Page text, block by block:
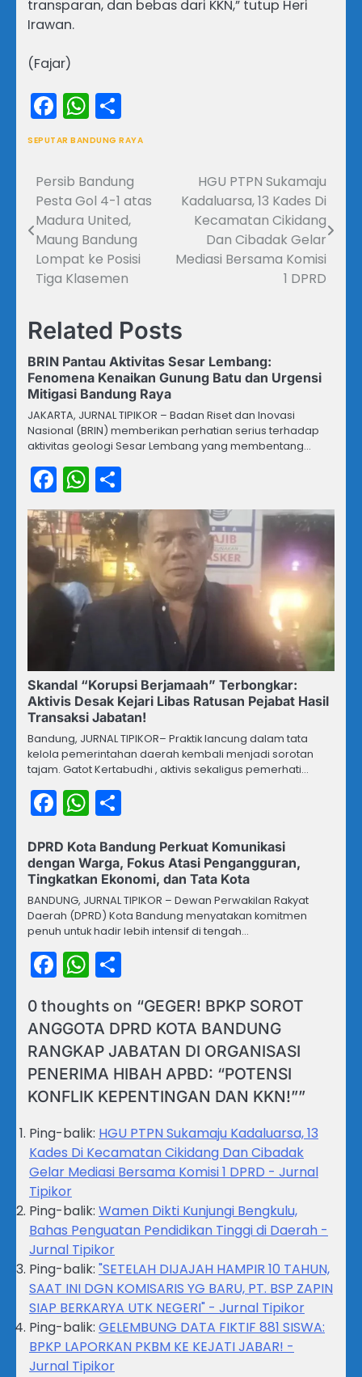
transparan, dan bebas dari KKN,” tutup Heri
Irawan.
(Fajar)
Facebook
WhatsApp
SEPUTAR BANDUNG RAYA
Navigasi
pos
Persib Bandung
Pesta Gol 4-1 atas
Madura United,
Maung Bandung
Lompat ke Posisi
Tiga Klasemen
HGU PTPN Sukamaju
Kadaluarsa, 13 Kades Di
Kecamatan Cikidang
Dan Cibadak Gelar
Mediasi Bersama Komisi
1 DPRD
Related Posts
BRIN Pantau Aktivitas Sesar Lembang:
Fenomena Kenaikan Gunung Batu dan Urgensi
Mitigasi Bandung Raya
JAKARTA, JURNAL TIPIKOR – Badan Riset dan Inovasi
Nasional (BRIN) memberikan perhatian serius terhadap
aktivitas geologi Sesar Lembang yang membentang…
Facebook
WhatsApp
Skandal “Korupsi Berjamaah” Terbongkar:
Aktivis Desak Kejari Libas Ratusan Pejabat Hasil
Transaksi Jabatan!
Bandung, JURNAL TIPIKOR– Praktik lancung dalam tata
kelola pemerintahan daerah kembali menjadi sorotan
tajam. Gatot Kertabudhi , aktivis sekaligus pemerhati…
Facebook
WhatsApp
DPRD Kota Bandung Perkuat Komunikasi
dengan Warga, Fokus Atasi Pengangguran,
Tingkatkan Ekonomi, dan Tata Kota
BANDUNG, JURNAL TIPIKOR – Dewan Perwakilan Rakyat
Daerah (DPRD) Kota Bandung menyatakan komitmen
penuh untuk hadir lebih intensif di tengah…
Facebook
WhatsApp
0 thoughts on “GEGER! BPKP SOROT
ANGGOTA DPRD KOTA BANDUNG
RANGKAP JABATAN DI ORGANISASI
PENERIMA HIBAH APBD: “POTENSI
KONFLIK KEPENTINGAN DAN KKN!””
Ping-balik: HGU PTPN Sukamaju Kadaluarsa, 13
Kades Di Kecamatan Cikidang Dan Cibadak
Gelar Mediasi Bersama Komisi 1 DPRD - Jurnal
Tipikor
Ping-balik: Wamen Dikti Kunjungi Bengkulu,
Bahas Penguatan Pendidikan Tinggi di Daerah -
Jurnal Tipikor
Ping-balik: "SETELAH DIJAJAH HAMPIR 10 TAHUN,
SAAT INI DGN KOMISARIS YG BARU, PT. BSP ZAPIN
SIAP BERKARYA UTK NEGERI" - Jurnal Tipikor
Ping-balik: GELEMBUNG DATA FIKTIF 881 SISWA:
BPKP LAPORKAN PKBM KE KEJATI JABAR! -
Jurnal Tipikor